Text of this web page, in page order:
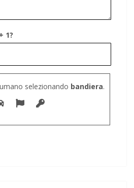
1?
selezionando bandiera.